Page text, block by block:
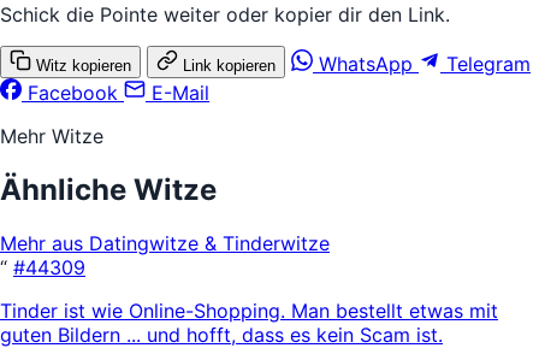
Schick die Pointe weiter oder kopier dir den Link.
Witz kopieren Link kopieren WhatsApp
Telegram
Facebook
E-Mail
Mehr Witze
Ähnliche Witze
Mehr aus Datingwitze & Tinderwitze
“ #44309
Tinder ist wie Online-Shopping. Man bestellt etwas mit
guten Bildern ... und hofft, dass es kein Scam ist.